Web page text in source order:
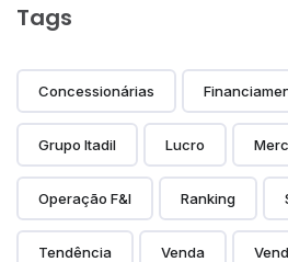
Tags
Concessionárias
Grupo Itadil Lucro
Operação F&I Ranking
Tendência Venda